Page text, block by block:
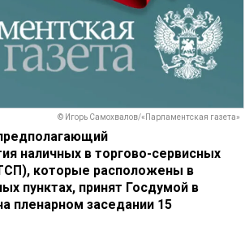
© Игорь Самохвалов/«Парламентская газета»
наличных в торгово-сервисных
которые расположены в
пунктах, принят Госдумой в
пленарном заседании 15